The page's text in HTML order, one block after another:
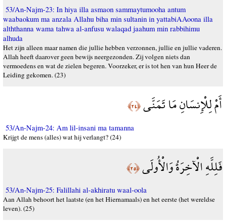
53/An-Najm-23: In hiya illa asmaon sammaytumooha antum
waabaokum ma anzala Allahu biha min sultanin in yattabiAAoona illa
alththanna wama tahwa al-anfusu walaqad jaahum min rabbihimu
alhuda
Het zijn alleen maar namen die jullie hebben verzonnen, jullie en jullie vaderen.
Allah heeft daarover geen bewijs neergezonden. Zij volgen niets dan
vermoedens en wat de zielen begeren. Voorzeker, er is tot hen van hun Heer de
Leiding gekomen. (23)
أَمْ لِلْإِنسَانِ مَا تَمَنَّى﴿٢٤﴾
53/An-Najm-24: Am lil-insani ma tamanna
Krijgt de mens (alles) wat hij verlangt? (24)
فَلِلَّهِ الْآخِرَةُ وَالْأُولَى﴿٢٥﴾
53/An-Najm-25: Falillahi al-akhiratu waal-oola
Aan Allah behoort het laatste (en het Hiernamaals) en het eerste (het wereldse
leven). (25)